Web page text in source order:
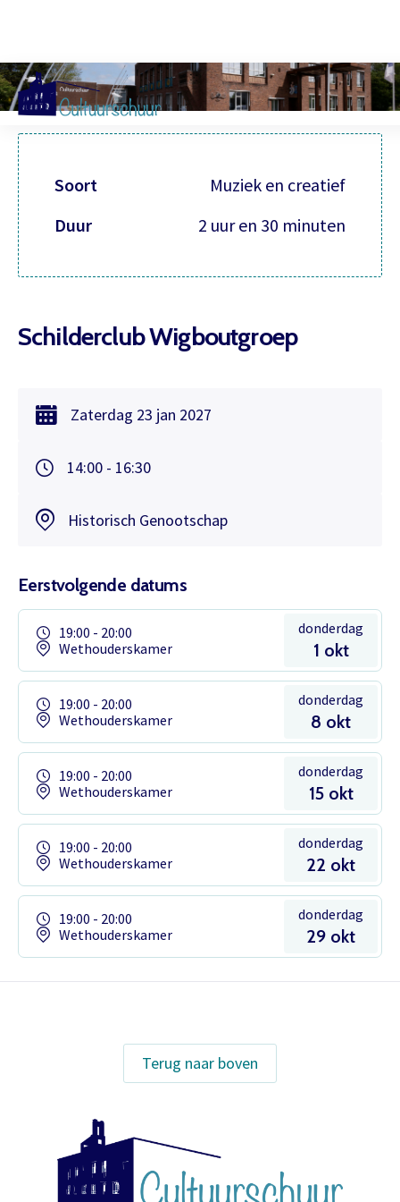
Inloggen
E-mailadres
Het theaterabonnement á €110 geeft
gratis toegang tot totaal 17
Het abonnement staat op naam,
waardoor per voorstelling maar één
kaart gratis besteld kan worden. Bij
Schilderclub Wigboutgroep
Zaterdag 23 jan 2027
14:00 - 16:30
Historisch Genootschap
Eerstvolgende datums
19:00 - 20:00
Wethouderskamer
donderdag
1 okt
19:00 - 20:00
Wethouderskamer
donderdag
8 okt
19:00 - 20:00
Wethouderskamer
donderdag
15 okt
19:00 - 20:00
Wethouderskamer
donderdag
22 okt
19:00 - 20:00
Wethouderskamer
donderdag
29 okt
Soort
Muziek en creatief
Duur
2 uur en 30 minuten
Terug naar boven